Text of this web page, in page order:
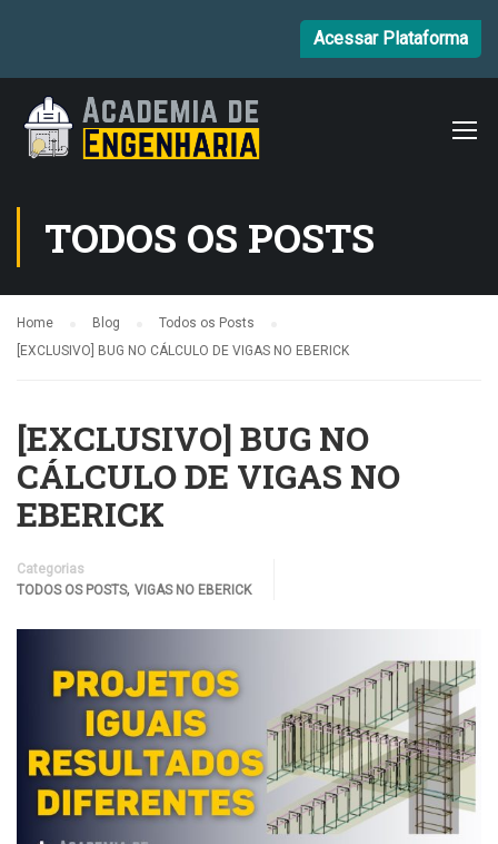
Acessar Plataforma
TODOS OS POSTS
Home Blog
Todos os Posts
[EXCLUSIVO] BUG NO CÁLCULO DE VIGAS NO EBERICK
[EXCLUSIVO] BUG NO
CÁLCULO DE VIGAS NO
EBERICK
Categorias
TODOS OS POSTS, VIGAS NO EBERICK